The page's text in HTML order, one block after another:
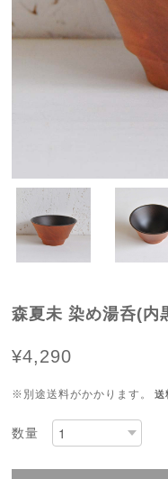
森夏未 染め湯呑(内
¥4,290
※別途送料がかかります。 送
数量